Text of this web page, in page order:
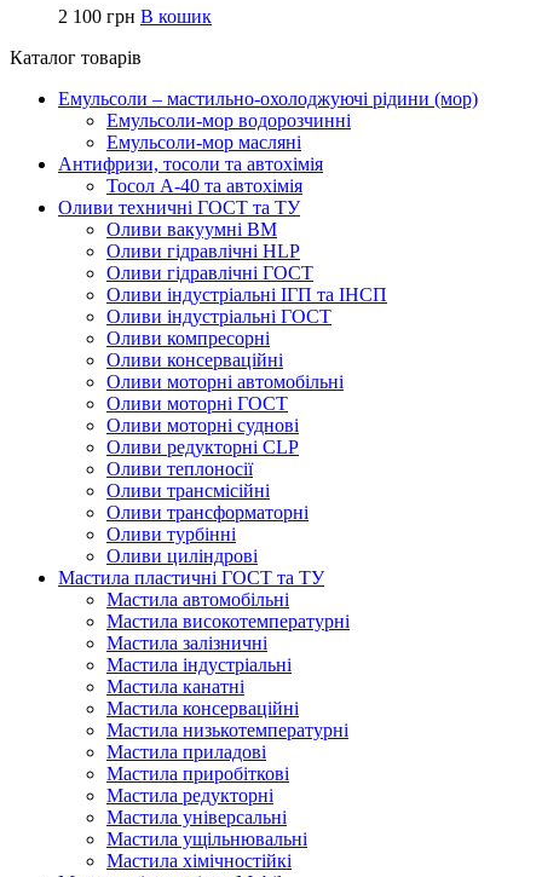
2 100 грн В кошик
Каталог товарів
Емульсоли – мастильно-охолоджуючі рідини (мор)
Емульсоли-мор водорозчинні
Емульсоли-мор масляні
Антифризи, тосоли та автохімія
Тосол А-40 та автохімія
Оливи техничні ГОСТ та ТУ
Оливи вакуумні ВМ
Оливи гідравлічні HLP
Оливи гідравлічні ГОСТ
Оливи індустріальні ІГП та ІНСП
Оливи індустріальні ГОСТ
Оливи компресорні
Оливи консерваційні
Оливи моторні автомобільні
Оливи моторні ГОСТ
Оливи моторні суднові
Оливи редукторні CLP
Оливи теплоносії
Оливи трансмісійні
Оливи трансформаторні
Оливи турбінні
Оливи циліндрові
Мастила пластичні ГОСТ та ТУ
Мастила автомобільні
Мастила високотемпературні
Мастила залізничні
Мастила індустріальні
Мастила канатні
Мастила консерваційні
Мастила низькотемпературні
Мастила приладові
Мастила приробіткові
Мастила редукторні
Мастила універсальні
Мастила ущільнювальні
Мастила хімічностійкі